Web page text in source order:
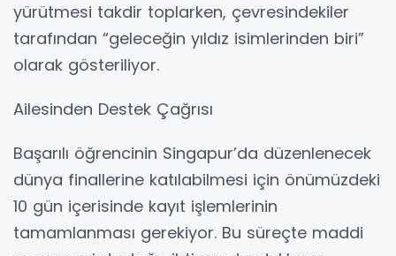
yürütmesi takdir toplarken, çevresindekiler
tarafından “geleceğin yıldız isimlerinden biri”
olarak gösteriliyor.
Ailesinden Destek Çağrısı
Başarılı öğrencinin Singapur’da düzenlenecek
dünya finallerine katılabilmesi için önümüzdeki
10 gün içerisinde kayıt işlemlerinin
tamamlanması gerekiyor. Bu süreçte maddi